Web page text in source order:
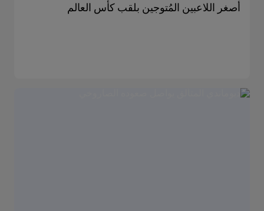
أصغر اللاعبين المُتوجين بلقب كأس العالم